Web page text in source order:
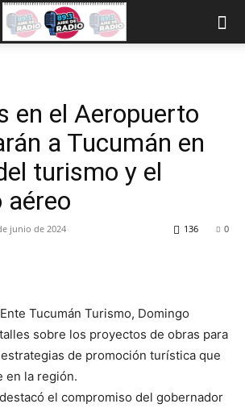
en el Aeropuerto
a Tucumán en
turismo y el
aéreo
junio de 2024 0
136
Tucumán Turismo, Domingo
sobre los proyectos de obras para
de promoción turística que
en la región.
el compromiso del gobernador